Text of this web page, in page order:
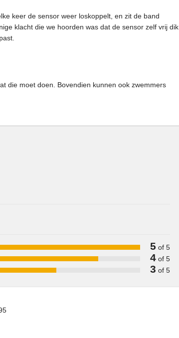
keer de sensor weer loskoppelt, en zit de band
klacht die we hoorden was dat de sensor zelf vrij dik
die moet doen. Bovendien kunnen ook zwemmers
5 of 5
4 of 5
3 of 5